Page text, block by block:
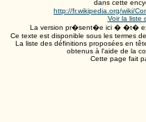
dans cette
http://fr.wikipedia.org/wiki/
Voir la liste
La version pr�sent�e ici � �t�
Ce texte est disponible sous les termes
La liste des définitions proposées en
obtenus à l'aide de la
Cette page fait